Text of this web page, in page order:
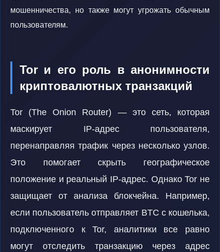
мошенничества, но также могут угрожать обычным
пользователям.
Tor и его роль в анонимности
криптовалютных транзакций
Tor (The Onion Router) — это сеть, которая
маскирует IP-адрес пользователя,
перенаправляя трафик через несколько узлов.
Это помогает скрыть географическое
положение и реальный IP-адрес. Однако Tor не
защищает от анализа блокчейна. Например,
если пользователь отправляет BTC с кошелька,
подключенного к Tor, аналитики все равно
могут отследить транзакцию через адрес